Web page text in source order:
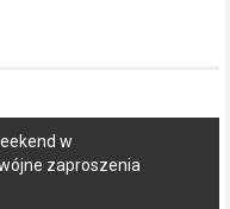
w
zaproszenia